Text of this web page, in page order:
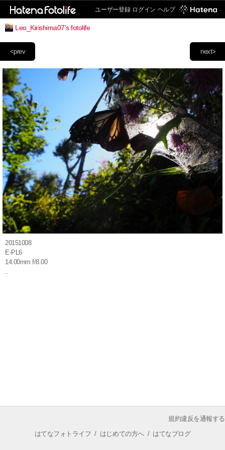
ユーザー登録 ログイン ヘルプ
Leo_Kirishima07's fotolife
next>
<prev
20151008
E-PL6
14.00mm f/8.00
規約違反を通報する
はてなフォトライフ / はじめての方へ/ はてなブログ